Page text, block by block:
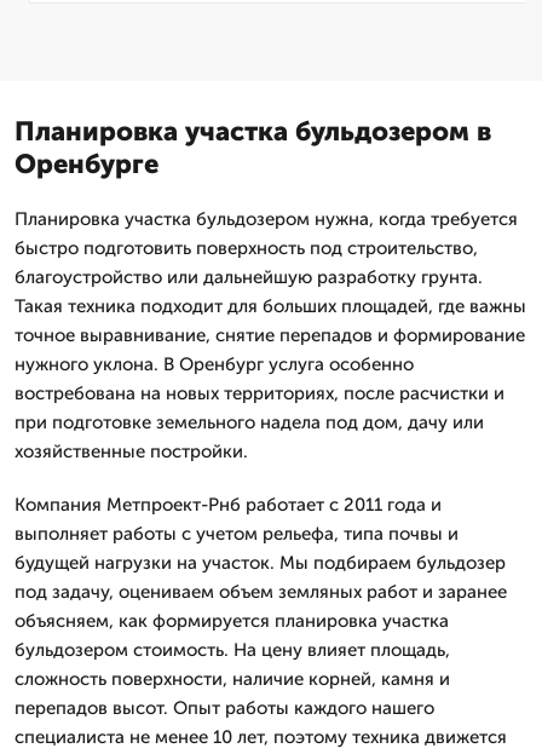
Планировка участка бульдозером в
Оренбурге
Планировка участка бульдозером нужна, когда требуется
быстро подготовить поверхность под строительство,
благоустройство или дальнейшую разработку грунта.
Такая техника подходит для больших площадей, где важны
точное выравнивание, снятие перепадов и формирование
нужного уклона. В Оренбург услуга особенно
востребована на новых территориях, после расчистки и
при подготовке земельного надела под дом, дачу или
хозяйственные постройки.
Компания Метпроект-Рнб работает с 2011 года и
выполняет работы с учетом рельефа, типа почвы и
будущей нагрузки на участок. Мы подбираем бульдозер
под задачу, оцениваем объем земляных работ и заранее
объясняем, как формируется планировка участка
бульдозером стоимость. На цену влияет площадь,
сложность поверхности, наличие корней, камня и
перепадов высот. Опыт работы каждого нашего
специалиста не менее 10 лет, поэтому техника движется